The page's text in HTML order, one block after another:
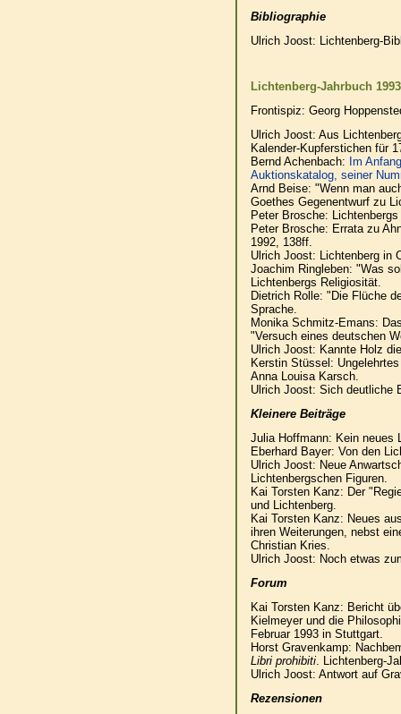
Bibliographie
Ulrich Joost: Lichtenberg-
Lichtenberg-Jahrbuch 1993
Frontispiz: Georg
Ulrich Joost: Aus
Kalender-Kupferstichen für
Bernd Achenbach: Im
Auktionskatalog, seiner
Arnd Beise: "Wenn man
Goethes Gegenentwurf zu
Peter Brosche:
Peter Brosche: Errata zu
1992, 138ff.
Ulrich Joost: Lichtenberg in
Joachim Ringleben: "Was
Lichtenbergs Religiosität.
Dietrich Rolle: "Die Flüche
Sprache.
Monika Schmitz-Emans:
"Versuch eines deutschen
Ulrich Joost: Kannte Holz
Kerstin Stüssel:
Anna Louisa Karsch.
Ulrich Joost: Sich deutliche
Kleinere Beiträge
Julia Hoffmann: Kein neues
Eberhard Bayer: Von den
Ulrich Joost: Neue
Lichtenbergschen Figuren.
Kai Torsten Kanz: Der
und Lichtenberg.
Kai Torsten Kanz: Neues
ihren Weiterungen, nebst
Christian Kries.
Ulrich Joost: Noch etwas
Forum
Kai Torsten Kanz: Bericht
Kielmeyer und die
Februar 1993 in Stuttgart.
Horst Gravenkamp:
Libri prohibiti . Lichtenberg-
Ulrich Joost: Antwort auf
Rezensionen